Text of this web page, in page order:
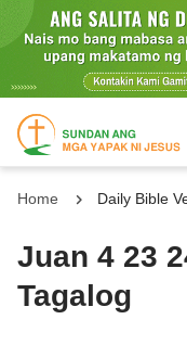
Home Daily Bible
Juan 4 23
Tagalog